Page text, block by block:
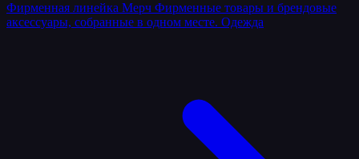
Фирменная линейка Мерч Фирменные товары и брендовые
аксессуары, собранные в одном месте. Одежда